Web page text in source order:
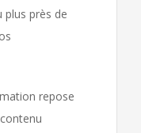
plus près de
repose